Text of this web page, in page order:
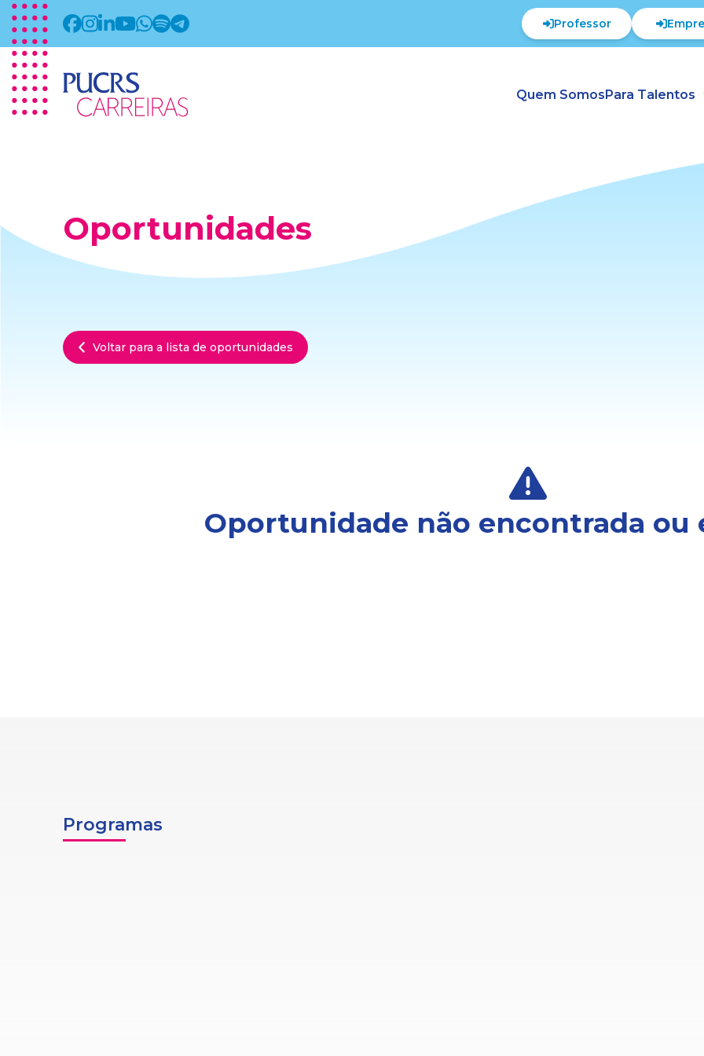
Professor
Quem SomosPara Talentos
Oportunidades
Voltar para a lista de oportunidades
Oportunidade não encontrada ou
Programas